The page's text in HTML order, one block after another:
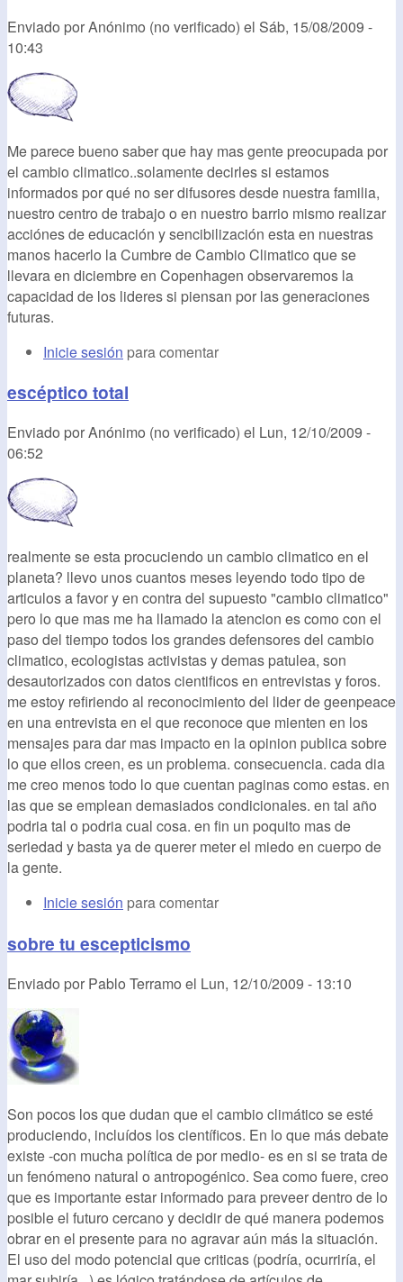
Enviado porAnónimo (no verificado) el Sáb, 15/08/2009 -
10:43
Me parece bueno saber que hay mas gente preocupada por
el cambio climatico..solamente decirles si estamos
informados por qué no ser difusores desde nuestra familia,
nuestro centro de trabajo o en nuestro barrio mismo realizar
acciónes de educación y sencibilización esta en nuestras
manos hacerlo la Cumbre de Cambio Climatico que se
llevara en diciembre en Copenhagen observaremos la
capacidad de los lideres si piensan por las generaciones
futuras.
Inicie sesión para comentar
escéptico total
Enviado porAnónimo (no verificado) el Lun, 12/10/2009 -
06:52
realmente se esta procuciendo un cambio climatico en el
planeta? llevo unos cuantos meses leyendo todo tipo de
articulos a favor y en contra del supuesto "cambio climatico"
pero lo que mas me ha llamado la atencion es como con el
paso del tiempo todos los grandes defensores del cambio
climatico, ecologistas activistas y demas patulea, son
desautorizados con datos cientificos en entrevistas y foros.
me estoy refiriendo al reconocimiento del lider de geenpeace
en una entrevista en el que reconoce que mienten en los
mensajes para dar mas impacto en la opinion publica sobre
lo que ellos creen, es un problema. consecuencia. cada dia
me creo menos todo lo que cuentan paginas como estas. en
las que se emplean demasiados condicionales. en tal año
podria tal o podria cual cosa. en fin un poquito mas de
seriedad y basta ya de querer meter el miedo en cuerpo de
la gente.
Inicie sesión para comentar
sobre tu escepticismo
Enviado por Pablo Terramo el Lun, 12/10/2009 - 13:10
Son pocos los que dudan que el cambio climático se esté
produciendo, incluídos los científicos. En lo que más debate
existe -con mucha política de por medio- es en si se trata de
un fenómeno natural o antropogénico. Sea como fuere, creo
que es importante estar informado para preveer dentro de lo
posible el futuro cercano y decidir de qué manera podemos
obrar en el presente para no agravar aún más la situación.
El uso del modo potencial que criticas (podría, ocurriría, el